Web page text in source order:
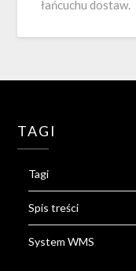
łańcuchu dostaw.
TAGI
Tagi
Spis treści
System WMS